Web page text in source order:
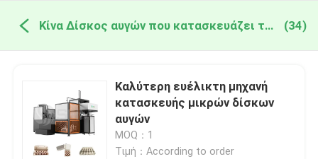
Κίνα Δίσκος αυγών που κατασκευάζει τη μηχανή (34)
Καλύτερη ευέλικτη μηχανή
κατασκευής μικρών δίσκων
αυγών
MOQ：1
Τιμή：According to order